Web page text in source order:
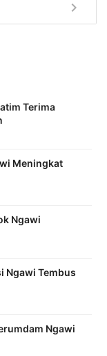
chevron_right
Terima
Meningkat
Ngawi
Ngawi Tembus
Ngawi